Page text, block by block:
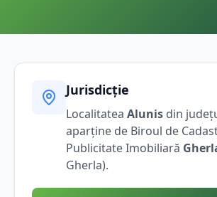
Jurisdicție
Localitatea Alunis din
aparține de Biroul de
Publicitate Imobiliară
Gherla).